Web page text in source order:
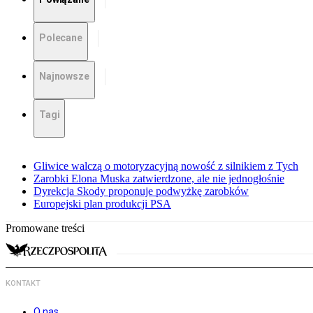
Polecane
Najnowsze
Tagi
Gliwice walczą o motoryzacyjną nowość z silnikiem z Tych
Zarobki Elona Muska zatwierdzone, ale nie jednogłośnie
Dyrekcja Skody proponuje podwyżkę zarobków
Europejski plan produkcji PSA
Promowane treści
KONTAKT